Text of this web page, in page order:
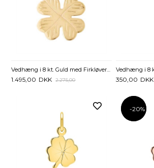
1.495,00 DKK 2.275,00 350,00 DKK
-20%
-20%